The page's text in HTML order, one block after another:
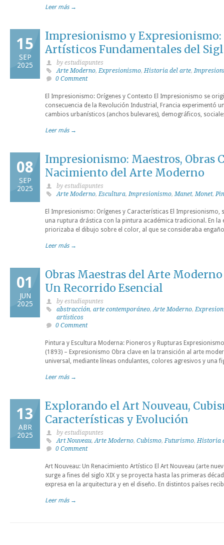
Leer más →
15
SEP
2025
Impresionismo y
Artísticos Fundamentales del
by estudiapuntes
Arte Moderno,Expresionismo,Historia del arte,
0 Comment
El Impresionismo: Orígenes y Contexto El Impresionismo se
consecuencia de la Revolución Industrial, Francia experimentó
cambios urbanísticos (anchos bulevares), demográficos,
Leer más →
08
SEP
2025
Impresionismo: Maestros, Obras
Nacimiento del Arte Moderno
by estudiapuntes
Arte Moderno,Escultura,Impresionismo,Manet,Monet,
El Impresionismo: Orígenes y Características El
una ruptura drástica con la pintura académica tradicional. En
priorizaba el dibujo sobre el color, al que se consideraba
Leer más →
01
JUN
2025
Obras Maestras del Arte
Un Recorrido Esencial
by estudiapuntes
abstracción, arte contemporáneo,Arte Moderno,
artísticos
0 Comment
Pintura y Escultura Moderna: Pioneros y Rupturas
(1893) – Expresionismo Obra clave en la transición al arte
universal, mediante líneas ondulantes, colores agresivos y una
Leer más →
13
ABR
2025
Explorando el Art Nouveau,
Características y Evolución
by estudiapuntes
Art Nouveau,Arte Moderno, Cubismo,Futurismo,Historia
0 Comment
Art Nouveau: Un Renacimiento Artístico El Art Nouveau (arte
surge a fines del siglo XIX y se proyecta hasta las primeras
expresa en la arquitectura y en el diseño. En distintos países
Leer más →